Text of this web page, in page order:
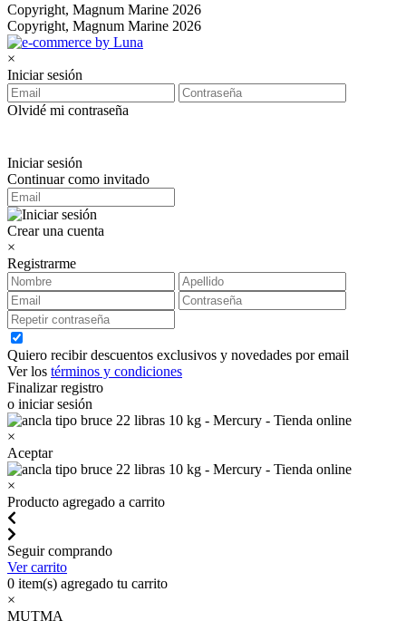
Copyright, Magnum Marine 2026
Copyright, Magnum Marine 2026
×
Iniciar sesión
Olvidé mi contraseña
Iniciar sesión
Continuar como invitado
Crear una cuenta
×
Registrarme
Quiero recibir descuentos exclusivos y novedades por email
Ver los términos y condiciones
Finalizar registro
o iniciar sesión
×
Aceptar
×
Producto agregado a carrito
Seguir comprando
Ver carrito
0 item(s) agregado tu carrito
×
MUTMA